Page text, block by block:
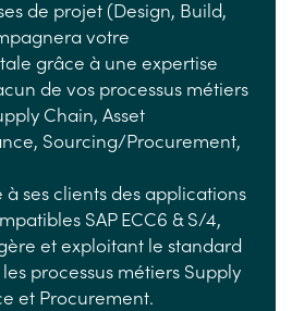
de projet (Design, Build,
votre
grâce à une expertise
de vos processus métiers
Chain, Asset
Sourcing/Procurement,
ses clients des applications
SAP ECC6 & S/4,
et exploitant le standard
processus métiers Supply
et Procurement.